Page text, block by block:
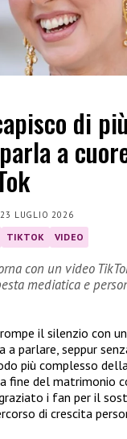
di
a
23 LUGLIO 2026
TIKTOK VIDEO
con un video
mediatica e
rompe il silenzio con un
a parlare, seppur
più complesso
fine del matrimonio
i fan per il
di crescita